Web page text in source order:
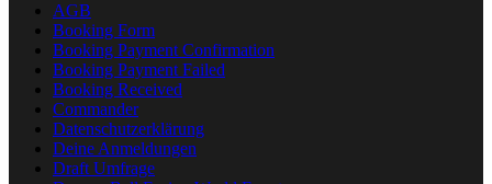
AGB
Booking Form
Booking Payment Confirmation
Booking Payment Failed
Booking Received
Commander
Datenschutzerklärung
Deine Anmeldungen
Draft Umfrage